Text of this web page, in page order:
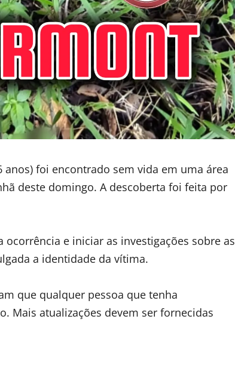
foi encontrado sem vida em uma área
deste domingo. A descoberta foi feita por
e iniciar as investigações sobre as
a identidade da vítima.
que qualquer pessoa que tenha
Mais atualizações devem ser fornecidas